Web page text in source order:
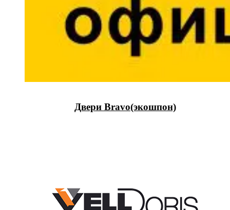
Двери Bravo(экошпон)